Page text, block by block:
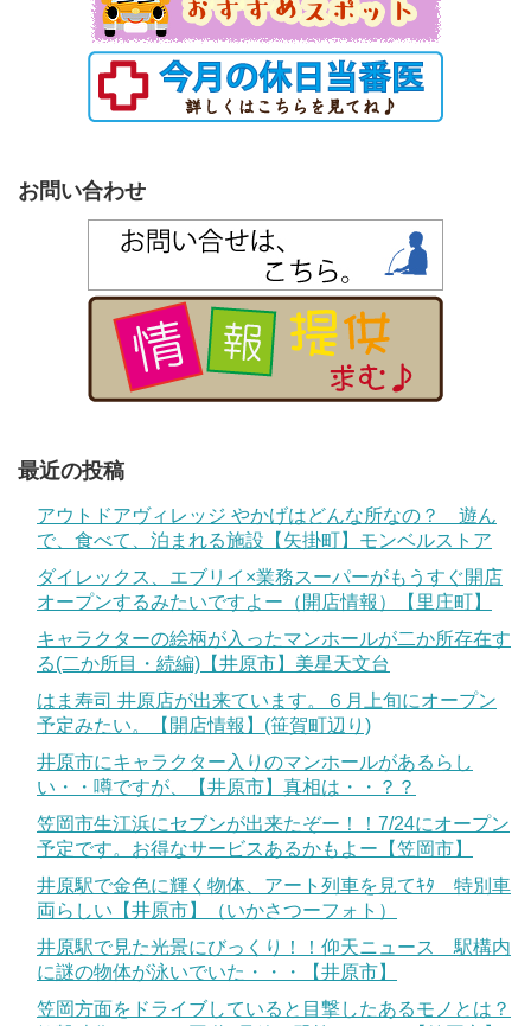
お問い合わせ
最近の投稿
アウトドアヴィレッジ やかげはどんな所なの？ 遊ん
で、食べて、泊まれる施設【矢掛町】モンベルストア
ダイレックス、エブリイ×業務スーパーがもうすぐ開店
オープンするみたいですよー（開店情報）【里庄町】
キャラクターの絵柄が入ったマンホールが二か所存在す
る(二か所目・続編)【井原市】美星天文台
はま寿司 井原店が出来ています。６月上旬にオープン
予定みたい。【開店情報】(笹賀町辺り)
井原市にキャラクター入りのマンホールがあるらし
い・・噂ですが、【井原市】真相は・・？？
笠岡市生江浜にセブンが出来たぞー！！7/24にオープン
予定です。お得なサービスあるかもよー【笠岡市】
井原駅で金色に輝く物体、アート列車を見てｷﾀ 特別車
両らしい【井原市】（いかさつーフォト）
井原駅で見た光景にびっくり！！仰天ニュース 駅構内
に謎の物体が泳いでいた・・・【井原市】
笠岡方面をドライブしていると目撃したあるモノとは？